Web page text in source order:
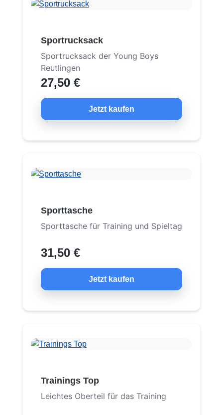
Sportrucksack
Sportrucksack der Young Boys
Reutlingen
27,50 €
Jetzt kaufen
Sporttasche
Sporttasche für Training und Spieltag
31,50 €
Jetzt kaufen
Trainings Top
Leichtes Oberteil für das Training